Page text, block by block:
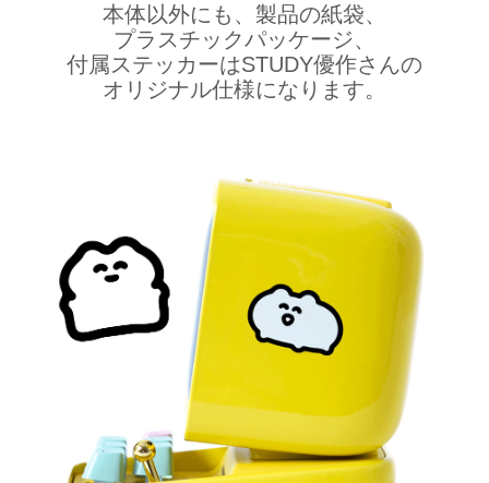
本体以外にも、製品の紙袋、
プラスチックパッケージ、
付属ステッカーはSTUDY優作さんの
オリジナル仕様になります。